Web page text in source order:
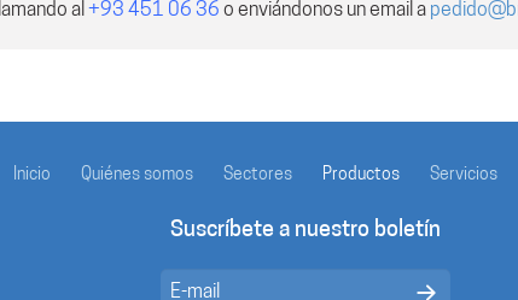
llamando al +93 451 06 36 o enviándonos un email a
Inicio Quiénes somos Sectores Productos Servicios
Suscríbete a nuestro boletín